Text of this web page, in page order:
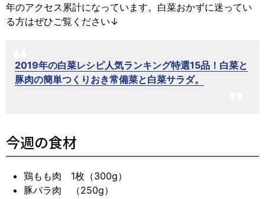
年のアクセス累計になっています。白菜おかずに迷ってい
る方はぜひご覧ください↓
2019年の白菜レシピ人気ランキング特選15品！白菜と
豚肉の簡単つくりおき常備菜と白菜サラダ。
今週の食材
鶏もも肉 1枚（300g）
豚バラ肉 （250g）